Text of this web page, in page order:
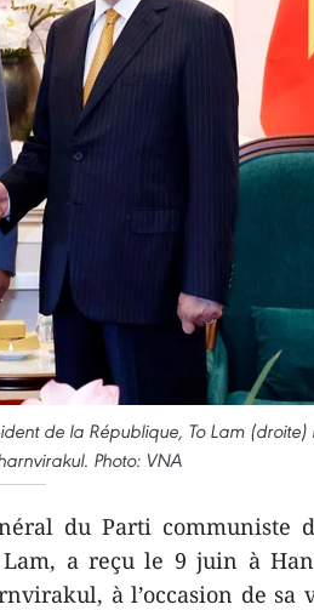
de la République, To Lam (droite)
Photo: VNA
du Parti communiste
a reçu le 9 juin à
à l’occasion de sa